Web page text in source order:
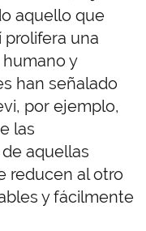
aquello que
prolifera una
y
han señalado
, por ejemplo,
las
aquellas
reducen al otro
y fácilmente